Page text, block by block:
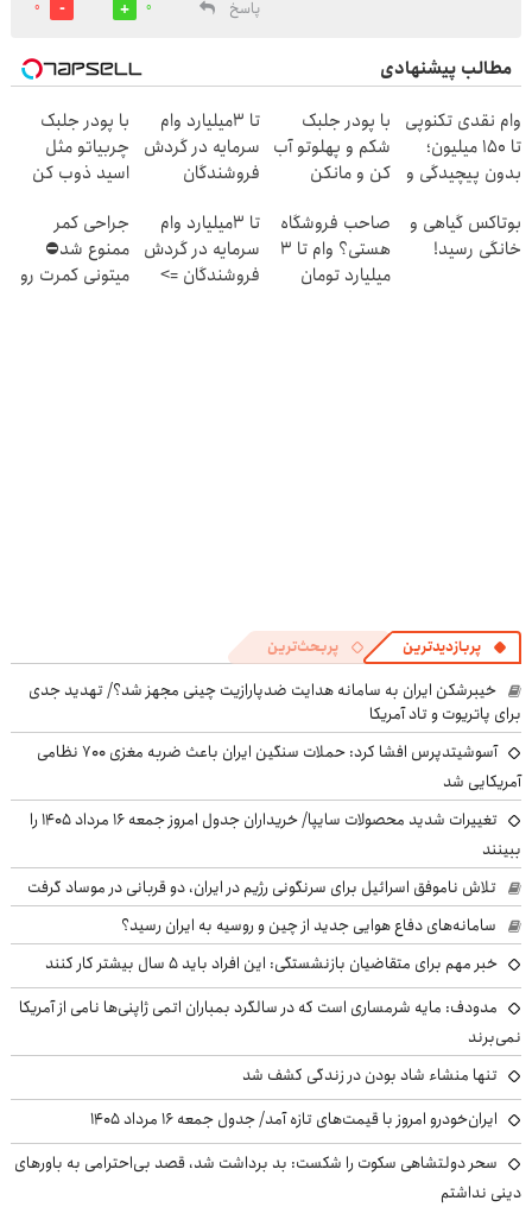
پاسخ 0
0
مطالب پیشنهادی
وام نقدی تکنوپی
تا ۱۵۰ میلیون؛
بدون پیچیدگی و
با پودر جلبک
شکم و پهلوتو آب
کن و مانکن
امشب)
تا 3میلیارد وام
سرمایه در گردش
فروشندگان
با پودر جلبک
چربیاتو مثل
اسید ذوب کن
امشب)
بوتاکس گیاهی و
خانگی رسید!
صاحب فروشگاه
هستی؟ وام تا ۳
میلیارد تومان
تا 3میلیارد وام
سرمایه در گردش
فروشندگان =>
جراحی کمر
ممنوع شد⛔
میتونی کمرت رو
پربازدیدترین پربحث‌ترین
خیبرشکن ایران به سامانه هدایت ضدپارازیت چینی مجهز شد؟/ تهدید جدی
برای پاتریوت و تاد آمریکا
آسوشیتدپرس افشا کرد: حملات سنگین ایران باعث ضربه مغزی ۷۰۰ نظامی
آمریکایی شد
تغییرات شدید محصولات سایپا/ خریداران جدول امروز جمعه ۱۶ مرداد ۱۴۰۵ را
ببینند
تلاش ناموفق اسرائیل برای سرنگونی رژیم در ایران، دو قربانی در موساد گرفت
سامانه‌های دفاع هوایی جدید از چین و روسیه به ایران رسید؟
خبر مهم برای متقاضیان بازنشستگی: این افراد باید ۵ سال بیشتر کار کنند
مدودف: مایه شرمساری است که در سالگرد بمباران اتمی ژاپنی‌ها نامی از آمریکا
نمی‌برند
تنها منشاء شاد بودن در زندگی کشف شد
ایران‌خودرو امروز با قیمت‌های تازه آمد/ جدول جمعه ۱۶ مرداد ۱۴۰۵
سحر دولتشاهی سکوت را شکست: بد برداشت شد، قصد بی‌احترامی به باورهای
دینی نداشتم